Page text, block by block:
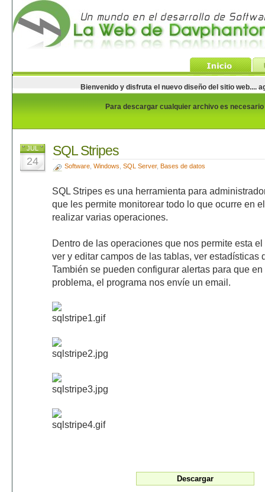
Bienvenido y disfruta el nuevo diseño del sitio web....
Para descargar cualquier archivo es
JUL
24
SQL Stripes
Software, Windows SQL Server, Bases de datos
SQL Stripes es una herramienta para
que les permite monitorear todo lo que ocurre en
realizar varias operaciones.
Dentro de las operaciones que nos permite esta
ver y editar campos de las tablas, ver estadísticas
También se pueden configurar alertas para que
problema, el programa nos envíe un email.